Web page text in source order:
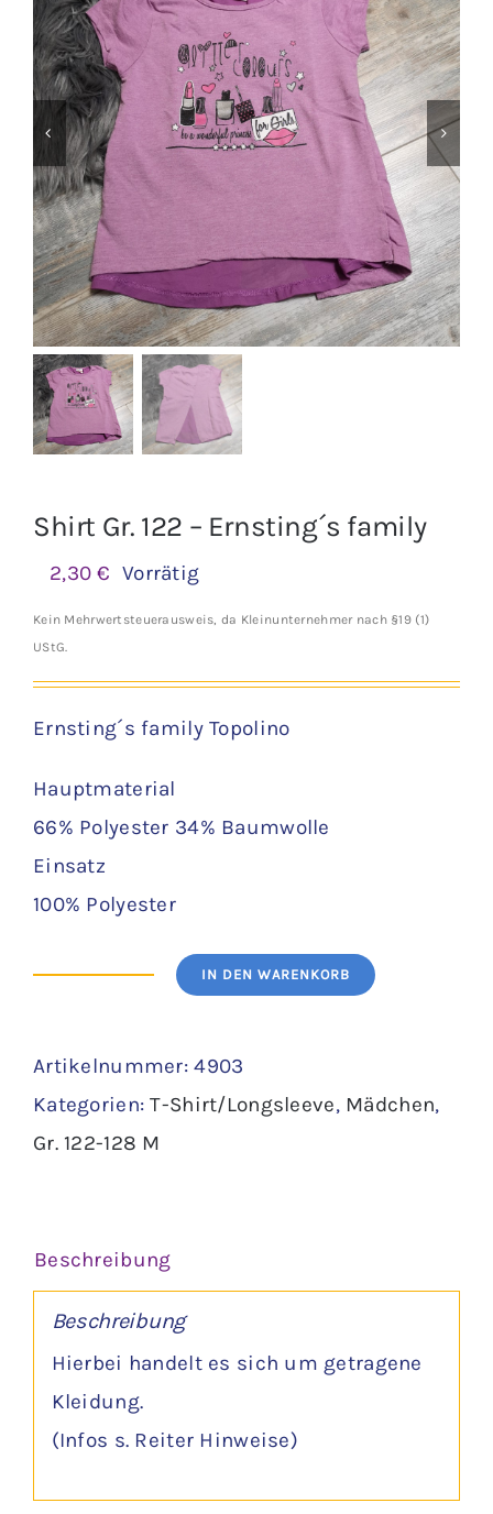
Jungen
Mädchen
Accesoires
Schuhe / Socken
Spielzeug
Babyausstattung
Krims Krams
Shirt Gr. 122 – Ernsting´s family
2,30€ Vorrätig
Kein Mehrwertsteuerausweis, da Kleinunternehmer nach §19 (1)
UStG.
Ernsting´s family Topolino
Hauptmaterial
66% Polyester 34% Baumwolle
Einsatz
100% Polyester
122
-
Ernsting
Menge
IN DEN WARENKORB
Artikelnummer:4903
Kategorien:T-Shirt/Longsleeve, Mädchen,
Gr. 122-128 M
Beschreibung
Beschreibung
Hierbei handelt es sich um getragene
Kleidung.
(Infos s. Reiter Hinweise)